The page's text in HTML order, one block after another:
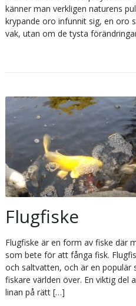
känner man verkligen naturens
krypande oro infunnit sig, en oro
vak, utan om de tysta
Flugfiske
Flugfiske är en form av fiske där
som bete för att fånga fisk.
och saltvatten, och är en
fiskare världen över. En viktig del
linan på rätt […]